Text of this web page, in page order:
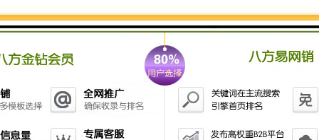
块和杂质。它通过旋转筛网，将较大的石块和杂质筛分
出来，使土壤更加纯净，便于后续施工或土方处理。同
时，旋转筛石斗还可以提高挖掘机的作业效率，减少人